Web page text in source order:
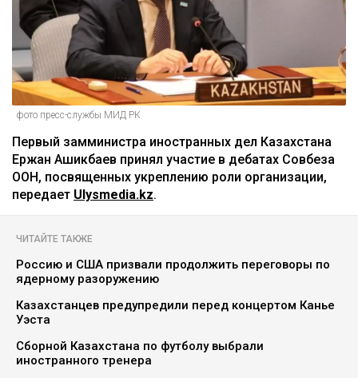
фото пресс-службы МИД РК
Первый замминистра иностранных дел Казахстана
Ержан Ашикбаев принял участие в дебатах Совбеза
ООН, посвященных укреплению роли организации,
передает Ulysmedia.kz.
ЧИТАЙТЕ ТАКЖЕ
Россию и США призвали продолжить переговоры по
ядерному разоружению
Казахстанцев предупредили перед концертом Канье
Уэста
Сборной Казахстана по футболу выбрали
иностранного тренера